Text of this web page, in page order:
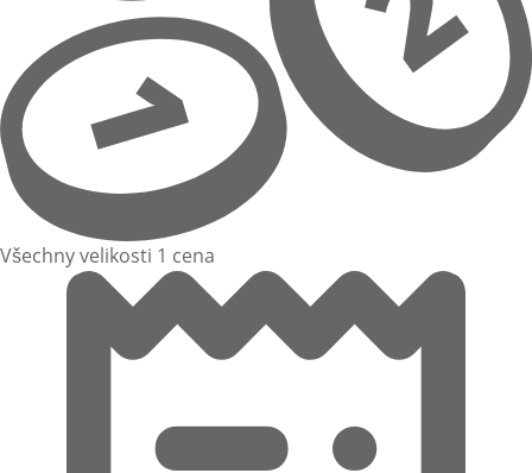
Všechny velikosti 1 cena